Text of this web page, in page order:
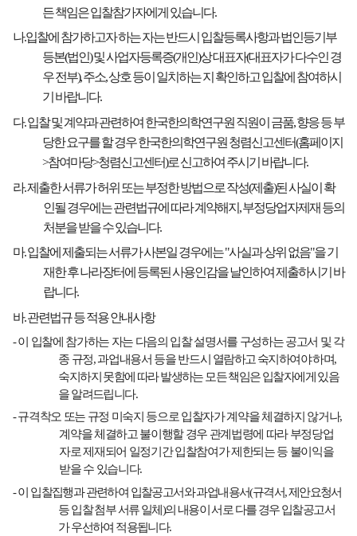
든 책임은 입찰참가자에게 있습니다.
나.입찰에 참가하고자 하는 자는 반드시 입찰등록사항과 법인등기부
등본(법인)및 사업자등록증(개인)상 대표자(대표자가 다수인 경
우 전부),주소,상호 등이 일치하는 지 확인하고 입찰에 참여하시
기 바랍니다.
다.입찰 및 계약과 관련하여 한국한의학연구원 직원이 금품,향응 등 부
당한 요구를 할 경우 한국한의학연구원 청렴신고센터(홈페이지
>참여마당>청렴신고센터)로 신고하여 주시기 바랍니다.
라.제출한 서류가 허위 또는 부정한 방법으로 작성(제출)된 사실이 확
인될 경우에는 관련법규에 따라 계약해지 ,부정당업자제재 등의
처분을 받을 수 있습니다.
마.입찰에 제출되는 서류가 사본일 경우에는"사실과 상위 없음"을 기
재한 후 나라장터에 등록된 사용인감을 날인하여 제출하시기 바
랍니다.
바.관련법규 등 적용 안내사항
-이 입찰에 참가하는 자는 다음의 입찰 설명서를 구성하는 공고서 및 각
종 규정,과업내용서 등을 반드시 열람하고 숙지하여야 하며,
숙지하지 못함에 따라 발생하는 모든 책임은 입찰자에게 있음
을 알려드립니다.
-규격착오 또는 규정 미숙지 등으로 입찰자가 계약을 체결하지 않거나,
계약을 체결하고 불이행할 경우 관계법령에 따라 부정당업
자로 제재되어 일정기간 입찰참여가 제한되는 등 불이익을
받을 수 있습니다.
-이 입찰집행과 관련하여 입찰공고서와 과업내용서(규격서,제안요청서
등 입찰 첨부 서류 일체 )의 내용이 서로 다를 경우 입찰공고서
가 우선하여 적용됩니다.